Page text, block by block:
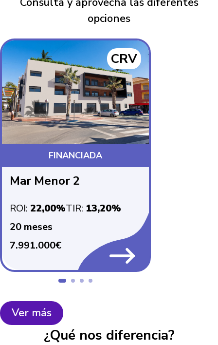
opciones
CRV
FINANCIADA
Mar Menor 2
ROI: 22,00%TIR: 13,20%
20 meses
7.991.000€
Ver más
¿Qué nos diferencia?